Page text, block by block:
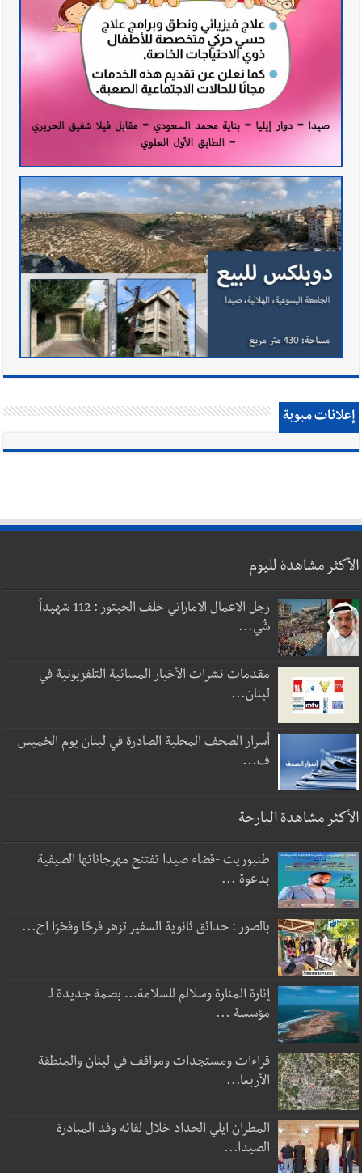
إعلانات مبوبة
الأكثر مشاهدة لليوم
رجل الاعمال الاماراتي خلف الحبتور : 112 شهيداً
شُي...
مقدمات نشرات الأخبار المسائية التلفزيونية في
لبنان...
أسرار الصحف المحلية الصادرة في لبنان يوم الخميس
ف...
الأكثر مشاهدة البارحة
طنبوريت -قضاء صيدا تفتتح مهرجاناتها الصيفية
بدعوة ...
بالصور : حدائق ثانوية السفير تزهر فرحًا وفخرًا اح...
إنارة المنارة وسلالم للسلامة… بصمة جديدة لـ
مؤسسة ...
قراءات ومستجدات ومواقف في لبنان والمنطقة -
الأربعا...
المطران ايلي الحداد خلال لقائه وفد المبادرة
الصيدا...